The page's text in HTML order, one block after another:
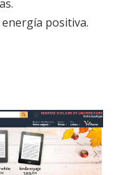
positiva.